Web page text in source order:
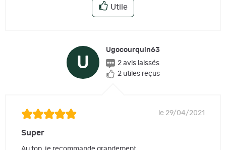
Utile
U
Ugocourquin63
2 avis laissés
2 utiles reçus
le 29/04/2021
Super